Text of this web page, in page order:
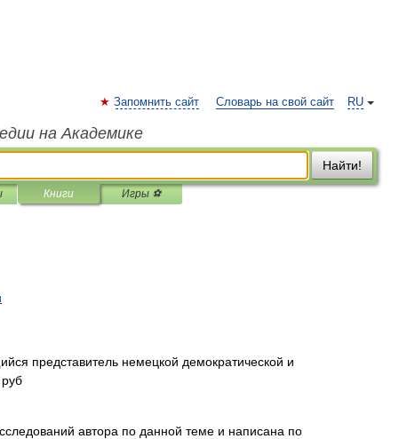
RU
Запомнить сайт Словарь на свой сайт
на Академике
Найти!
Книги Игры ⚽
представитель немецкой демократической и
автора по данной теме и написана по